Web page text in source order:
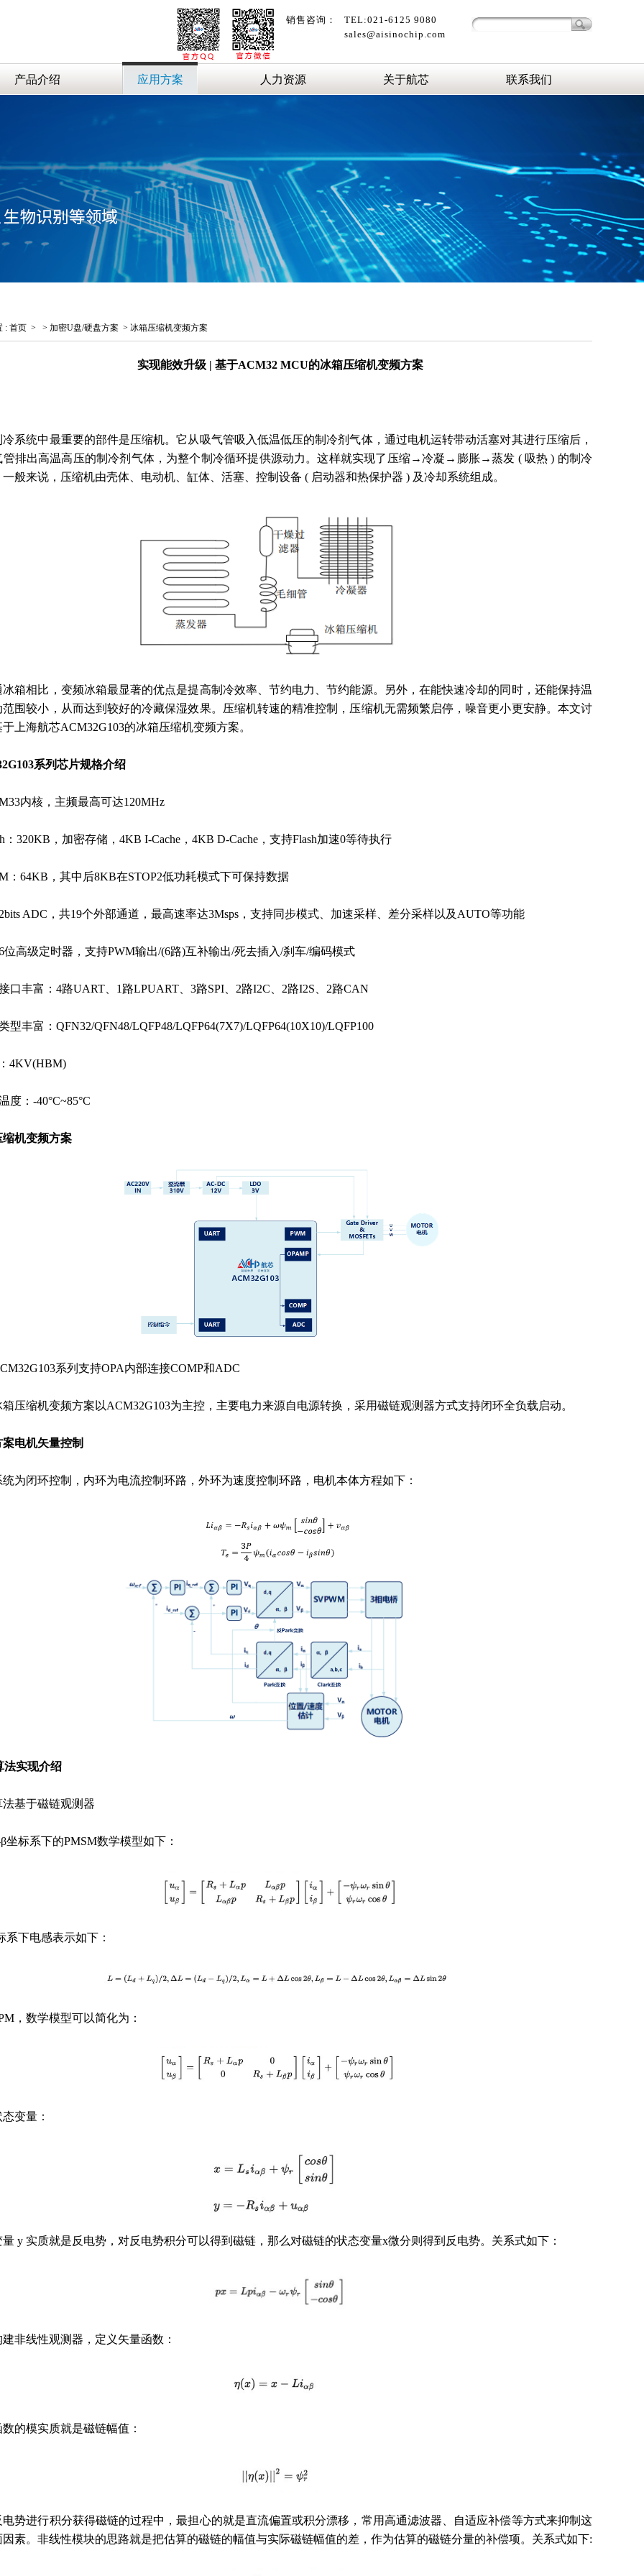
销售咨询：
TEL:021-6125 9080
sales@aisinochip.com
产品介绍 应用方案 人力资源 关于航芯 联系我们
: 首页 > > 加密U盘/硬盘方案 > 冰箱压缩机变频方案
实现能效升级 | 基于ACM32 MCU的冰箱压缩机变频方案
冷系统中最重要的部件是压缩机。它从吸气管吸入低温低压的制冷剂气体，通过电机运转带动活塞对其进行压缩后，
管排出高温高压的制冷剂气体，为整个制冷循环提供源动力。这样就实现了压缩→冷凝→膨胀→蒸发 ( 吸热 ) 的制冷
般来说，压缩机由壳体、电动机、缸体、活塞、控制设备 ( 启动器和热保护器 ) 及冷却系统组成。
冰箱相比，变频冰箱最显著的优点是提高制冷效率、节约电力、节约能源。另外，在能快速冷却的同时，还能保持温
范围较小，从而达到较好的冷藏保湿效果。压缩机转速的精准控制，压缩机无需频繁启停，噪音更小更安静。本文讨
上海航芯ACM32G103的冰箱压缩机变频方案。
系列芯片规格介绍
内核，主频最高可达120MHz
：320KB，加密存储，4KB I-Cache，4KB D-Cache，支持Flash加速0等待执行
：64KB，其中后8KB在STOP2低功耗模式下可保持数据
ADC，共19个外部通道，最高速率达3Msps，支持同步模式、加速采样、差分采样以及AUTO等功能
位高级定时器，支持PWM输出/(6路)互补输出/死去插入/刹车/编码模式
口丰富：4路UART、1路LPUART、3路SPI、2路I2C、2路I2S、2路CAN
型丰富：QFN32/QFN48/LQFP48/LQFP64(7X7)/LQFP64(10X10)/LQFP100
4KV(HBM)
度：-40°C~85°C
缩机变频方案
系列支持OPA内部连接COMP和ADC
压缩机变频方案以ACM32G103为主控，主要电力来源自电源转换，采用磁链观测器方式支持闭环全负载启动。
电机矢量控制
为闭环控制，内环为电流控制环路，外环为速度控制环路，电机本体方程如下：
法实现介绍
法基于磁链观测器
坐标系下的PMSM数学模型如下：
系下电感表示如下：
，数学模型可以简化为：
变量：
y 实质就是反电势，对反电势积分可以得到磁链，那么对磁链的状态变量x微分则得到反电势。关系式如下：
建非线性观测器，定义矢量函数：
的模实质就是磁链幅值：
电势进行积分获得磁链的过程中，最担心的就是直流偏置或积分漂移，常用高通滤波器、自适应补偿等方式来抑制这
因素。非线性模块的思路就是把估算的磁链的幅值与实际磁链幅值的差，作为估算的磁链分量的补偿项。关系式如下: